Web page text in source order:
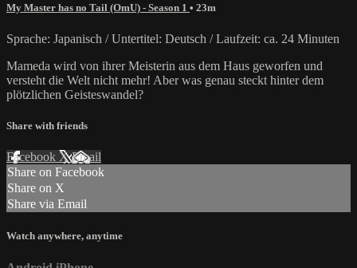
My Master has no Tail (OmU) - Season 1 • 23m
Sprache: Japanisch / Untertitel: Deutsch / Laufzeit: ca. 24 Minuten
Mameda wird von ihrer Meisterin aus dem Haus geworfen und
versteht die Welt nicht mehr! Aber was genau steckt hinter dem
plötzlichen Geisteswandel?
Share with friends
Facebook XEmail
Share on Facebook
Share on X
Share via Email
Watch anywhere, anytime